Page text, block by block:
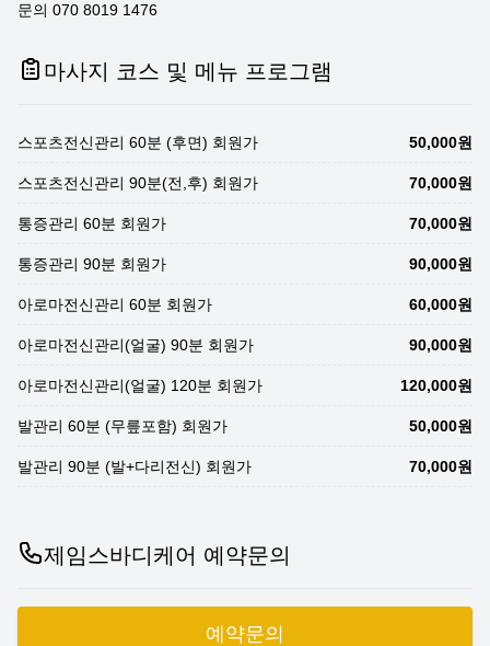
문의 070 8019 1476
마사지 코스 및 메뉴 프로그램
스포츠전신관리 60분 (후면) 회원가 50,000원
스포츠전신관리 90분(전,후) 회원가 70,000원
통증관리 60분 회원가 70,000원
통증관리 90분 회원가 90,000원
아로마전신관리 60분 회원가 60,000원
아로마전신관리(얼굴) 90분 회원가 90,000원
아로마전신관리(얼굴) 120분 회원가 120,000원
발관리 60분 (무릎포함) 회원가 50,000원
발관리 90분 (발+다리전신) 회원가 70,000원
제임스바디케어 예약문의
예약문의